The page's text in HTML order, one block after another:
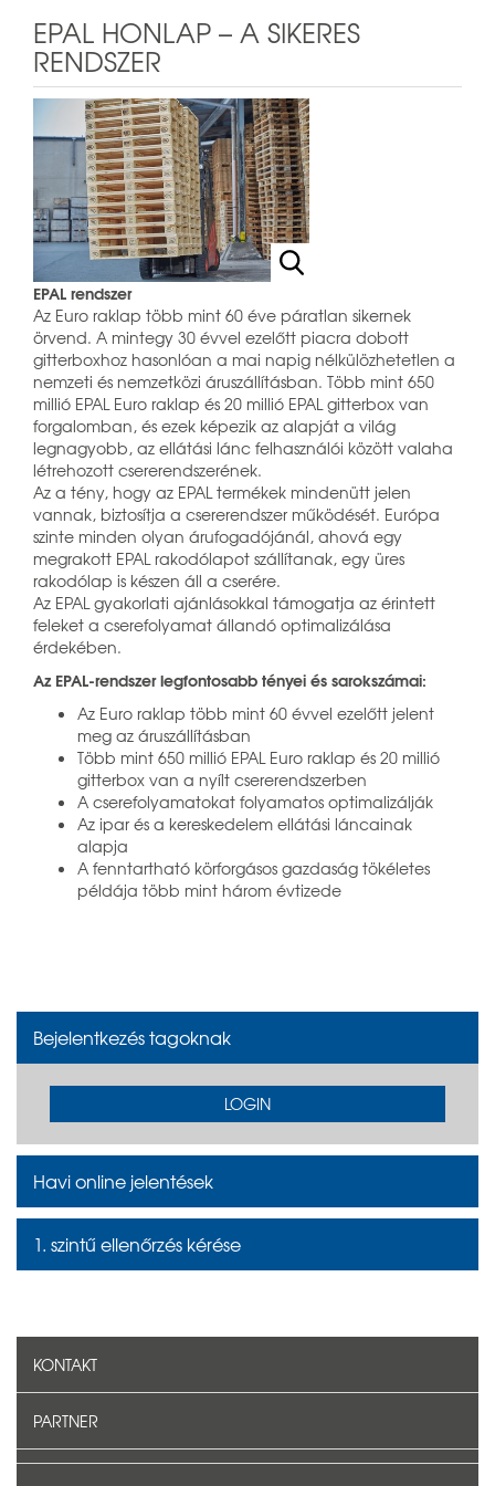
EPAL HONLAP – A SIKERES
RENDSZER
EPAL rendszer
Az Euro raklap több mint 60 éve páratlan sikernek
örvend. A mintegy 30 évvel ezelőtt piacra dobott
gitterboxhoz hasonlóan a mai napig nélkülözhetetlen a
nemzeti és nemzetközi áruszállításban. Több mint 650
millió EPAL Euro raklap és 20 millió EPAL gitterbox van
forgalomban, és ezek képezik az alapját a világ
legnagyobb, az ellátási lánc felhasználói között valaha
létrehozott csererendszerének.
Az a tény, hogy az EPAL termékek mindenütt jelen
vannak, biztosítja a csererendszer működését. Európa
szinte minden olyan árufogadójánál, ahová egy
megrakott EPAL rakodólapot szállítanak, egy üres
rakodólap is készen áll a cserére.
Az EPAL gyakorlati ajánlásokkal támogatja az érintett
feleket a cserefolyamat állandó optimalizálása
érdekében.
Az EPAL-rendszer legfontosabb tényei és sarokszámai:
Az Euro raklap több mint 60 évvel ezelőtt jelent
meg az áruszállításban
Több mint 650 millió EPAL Euro raklap és 20 millió
gitterbox van a nyílt csererendszerben
A cserefolyamatokat folyamatos optimalizálják
Az ipar és a kereskedelem ellátási láncainak
alapja
A fenntartható körforgásos gazdaság tökéletes
példája több mint három évtizede
Bejelentkezés tagoknak
LOGIN
Havi online jelentések
1. szintű ellenőrzés kérése
KONTAKT
PARTNER